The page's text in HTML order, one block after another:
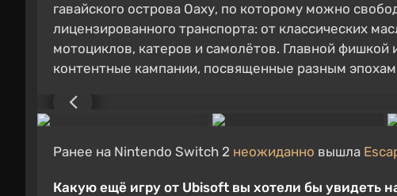
гавайского острова Оаху, по которому можно
лицензированного транспорта: от классических
мотоциклов, катеров и самолётов. Главной
контентные кампании, посвященные разным
Ранее на Nintendo Switch 2 неожиданно вышла
Какую ещё игру от Ubisoft вы хотели бы увидеть